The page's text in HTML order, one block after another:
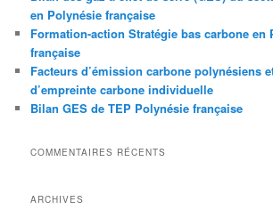
en Polynésie française
Formation-action Stratégie bas carbone en
française
Facteurs d’émission carbone polynésiens
d’empreinte carbone individuelle
Bilan GES de TEP Polynésie française
COMMENTAIRES RÉCENTS
ARCHIVES